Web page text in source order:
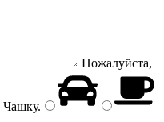
Пожалуйста,
Чашку.